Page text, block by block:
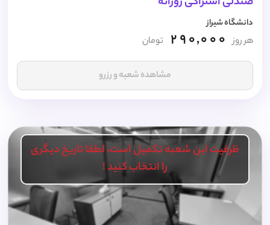
دانشگاه شیراز
هر روز 290,000 تومان
مشاهده شعبه و رزرو
ظرفیت این شعبه تکمیل است، لطفا تاریخ دیگری
را انتخاب کنید !